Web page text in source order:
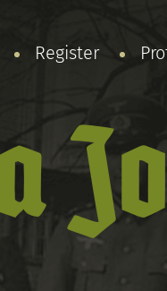
Register